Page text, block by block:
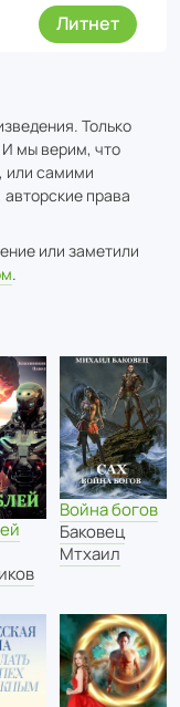
Литнет
Только
И мы верим, что
или самими
права
или заметили
.
Война богов
Баковец
Мтхаил